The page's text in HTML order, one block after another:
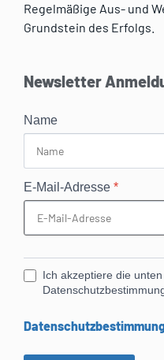
Regelmäßige Aus- und
Grundstein des Erfolgs.
Newsletter
Name
E-Mail-Adresse *
Ich akzeptiere die